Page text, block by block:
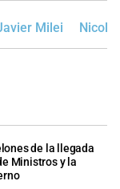
Milei
de la llegada
Ministros y la